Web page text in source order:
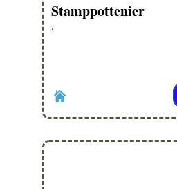
Stamppottenier
,